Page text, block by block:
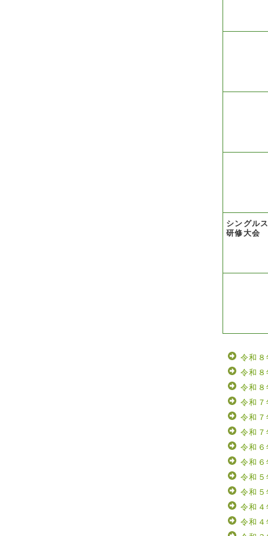
シングル
研修大会
令和
令和８
令和８
令和
令和７
令和７
令和
令和
令和
令和
令和
令和